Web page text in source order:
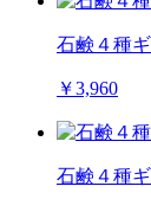
石鹸４種
￥3,960
石鹸４種